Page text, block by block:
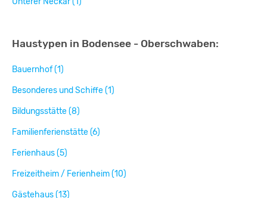
Haustypen in Bodensee - Oberschwaben:
Bauernhof (1)
Besonderes und Schiffe (1)
Bildungsstätte (8)
Familienferienstätte (6)
Ferienhaus (5)
Freizeitheim / Ferienheim (10)
Gästehaus (13)